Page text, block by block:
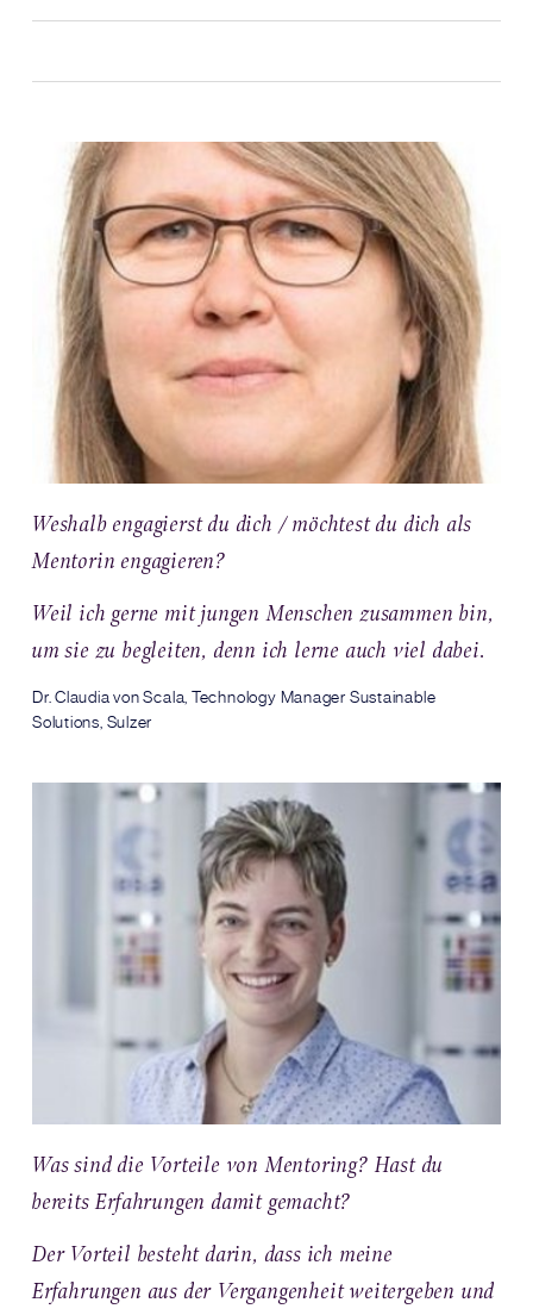
Weshalb engagierst du dich / möchtest du dich als
Mentorin engagieren?
Weil ich gerne mit jungen Menschen zusammen bin,
um sie zu begleiten, denn ich lerne auch viel dabei.
Dr. Claudia von Scala, Technology Manager Sustainable
Solutions, Sulzer
Was sind die Vorteile von Mentoring? Hast du
bereits Erfahrungen damit gemacht?
Der Vorteil besteht darin, dass ich meine
Erfahrungen aus der Vergangenheit weitergeben und